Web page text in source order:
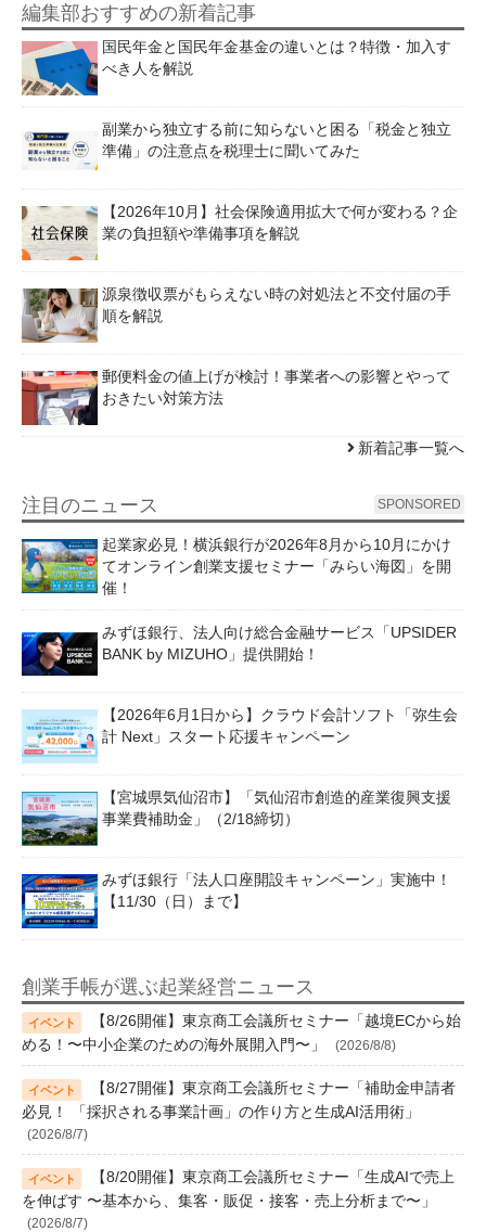
編集部おすすめの新着記事
国民年金と国民年金基金の違いとは？特徴・加入す
べき人を解説
副業から独立する前に知らないと困る「税金と独立
準備」の注意点を税理士に聞いてみた
【2026年10月】社会保険適用拡大で何が変わる？企
業の負担額や準備事項を解説
源泉徴収票がもらえない時の対処法と不交付届の手
順を解説
郵便料金の値上げが検討！事業者への影響とやって
おきたい対策方法
新着記事一覧へ
注目のニュース SPONSORED
起業家必見！横浜銀行が2026年8月から10月にかけ
てオンライン創業支援セミナー「みらい海図」を開
催！
みずほ銀行、法人向け総合金融サービス「UPSIDER
BANK by MIZUHO」提供開始！
【2026年6月1日から】クラウド会計ソフト「弥生会
計 Next」スタート応援キャンペーン
【宮城県気仙沼市】「気仙沼市創造的産業復興支援
事業費補助金」（2/18締切）
みずほ銀行「法人口座開設キャンペーン」実施中！
【11/30（日）まで】
創業手帳が選ぶ起業経営ニュース
【8/26開催】東京商工会議所セミナー「越境ECから始
める！〜中小企業のための海外展開入門〜」
(2026/8/8)
【8/27開催】東京商工会議所セミナー「補助金申請者
必見！ 「採択される事業計画」の作り方と生成AI活用術」
(2026/8/7)
【8/20開催】東京商工会議所セミナー「生成AIで売上
を伸ばす 〜基本から、集客・販促・接客・売上分析まで〜」
(2026/8/7)